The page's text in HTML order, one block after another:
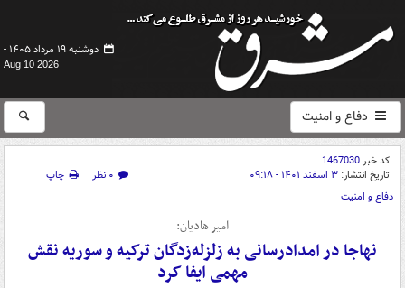
دوشنبه ۱۹ مرداد ۱۴۰۵ -
Aug 10 2026
دفاع و امنیت
کد خبر1467030
تاریخ انتشار: ۳ اسفند ۱۴۰۱ - ۰۹:۱۸ ۰ نظر
چاپ
دفاع و امنیت
امیر هادیان:
نهاجا در امدادرسانی به زلزله‌زدگان ترکیه و سوریه نقش
مهمی ایفا کرد